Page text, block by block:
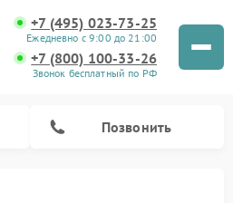
+7 (495) 023-73-25
Ежедневно с 9:00 до 21:00
+7 (800) 100-33-26
Звонок бесплатный по РФ
Позвонить